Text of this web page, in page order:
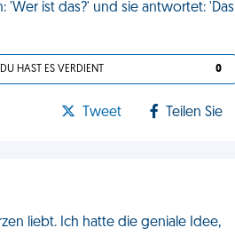
'Wer ist das?' und sie antwortet: 'Das
DU HAST ES VERDIENT 0
Tweet Teilen Sie
liebt. Ich hatte die geniale Idee,